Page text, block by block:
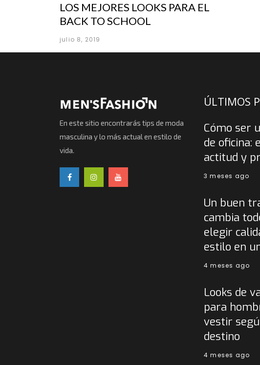
LOS MEJORES LOOKS PARA EL
BACK TO SCHOOL
julio 8, 2019
En este sitio encontrarás tips de moda
masculina y lo más actual en estilo de
vida.
ÚLTIMOS
Cómo ser
de oficina:
actitud y
3 meses ago
Un buen
cambia
elegir
estilo en
4 meses ago
Looks de
para
vestir
destino
4 meses ago